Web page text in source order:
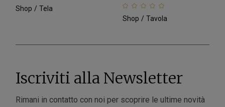
Shop Tela
Shop Tavola
Iscriviti alla Newsletter
Rimani in contatto con noi per scoprire le ultime novità